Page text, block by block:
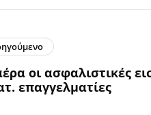
οι ασφαλιστικές
επαγγελματίες